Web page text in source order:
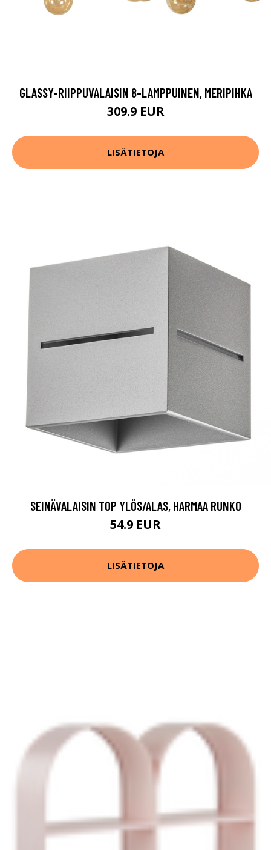
GLASSY-RIIPPUVALAISIN 8-LAMPPUINEN, MERIPIHKA
309.9 EUR
LISÄTIETOJA
SEINÄVALAISIN TOP YLÖS/ALAS, HARMAA RUNKO
54.9 EUR
LISÄTIETOJA